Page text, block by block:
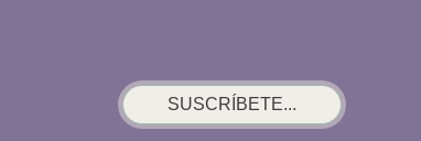
SUSCRÍBETE...